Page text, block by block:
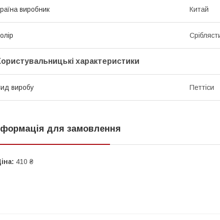
виробник Китай
характеристики
виробу Петтіси
для замовлення
410 ₴